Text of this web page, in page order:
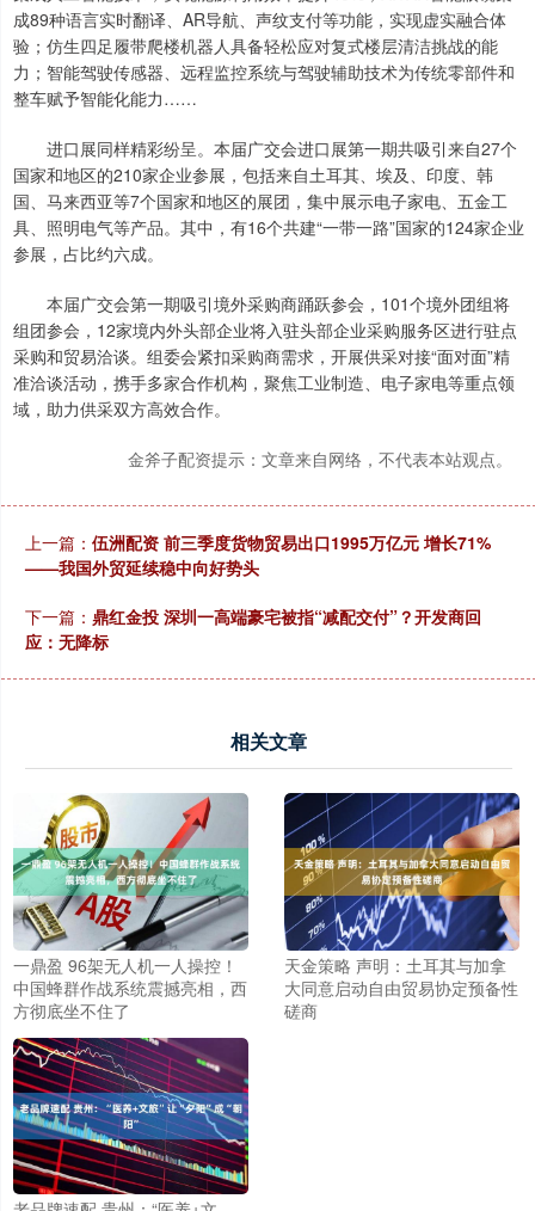
成89种语言实时翻译、AR导航、声纹支付等功能，实现虚实融合体
验；仿生四足履带爬楼机器人具备轻松应对复式楼层清洁挑战的能
力；智能驾驶传感器、远程监控系统与驾驶辅助技术为传统零部件和
整车赋予智能化能力……
进口展同样精彩纷呈。本届广交会进口展第一期共吸引来自27个
国家和地区的210家企业参展，包括来自土耳其、埃及、印度、韩
国、马来西亚等7个国家和地区的展团，集中展示电子家电、五金工
具、照明电气等产品。其中，有16个共建“一带一路”国家的124家企业
参展，占比约六成。
本届广交会第一期吸引境外采购商踊跃参会，101个境外团组将
组团参会，12家境内外头部企业将入驻头部企业采购服务区进行驻点
采购和贸易洽谈。组委会紧扣采购商需求，开展供采对接“面对面”精
准洽谈活动，携手多家合作机构，聚焦工业制造、电子家电等重点领
域，助力供采双方高效合作。
金斧子配资提示：文章来自网络，不代表本站观点。
上一篇： 伍洲配资 前三季度货物贸易出口1995万亿元 增长71%
——我国外贸延续稳中向好势头
下一篇： 鼎红金投 深圳一高端豪宅被指“减配交付”？开发商回
应：无降标
相关文章
一鼎盈 96架无人机一人操控！
中国蜂群作战系统震撼亮相，西
方彻底坐不住了
天金策略 声明：土耳其与加拿
大同意启动自由贸易协定预备性
磋商